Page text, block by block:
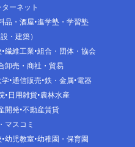
ーネット
品・酒屋 進学塾・学習塾
・建築）
繊維工業 組合・団体・協会
卸売・商社・貿易
学 通信販売 鉄・金属 電器
日用雑貨 農林水産
開発 不動産賃貸
マスコミ
幼児教室 幼稚園・保育園